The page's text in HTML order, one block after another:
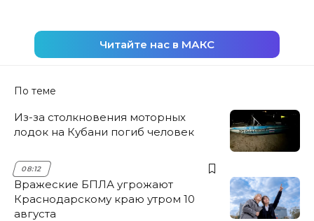
Читайте нас в МАКС
По теме
Из-за столкновения моторных
лодок на Кубани погиб человек
08:12
Вражеские БПЛА угрожают
Краснодарскому краю утром 10
августа